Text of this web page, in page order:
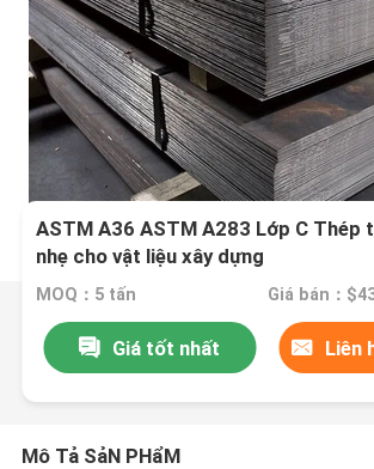
ASTM A36 ASTM A283 Lớp C Thép
nhẹ cho vật liệu xây dựng
MOQ：5 tấn
Giá tốt nhất Liên
Mô Tả SảN PHẩM